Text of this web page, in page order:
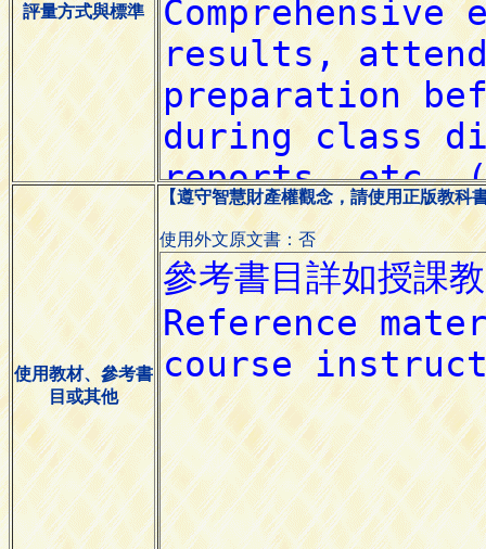
評量方式與標準
使用教材、參考書
目或其他
【遵守智慧財產權觀念，請使用正版教科
使用外文原文書：否